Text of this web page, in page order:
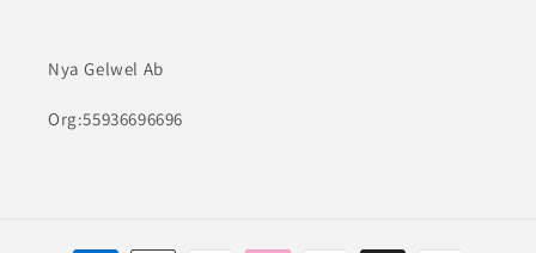
Nya Gelwel Ab
Org:55936696696